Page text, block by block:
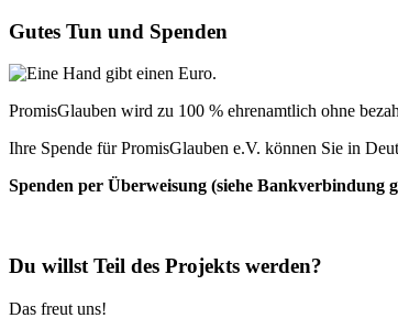
Gutes Tun und Spenden
PromisGlauben wird zu 100 % ehrenamtlich ohne
Ihre Spende für PromisGlauben e.V. können Sie in
Spenden per Überweisung (siehe
Du willst Teil des Projekts werden?
Das freut uns!